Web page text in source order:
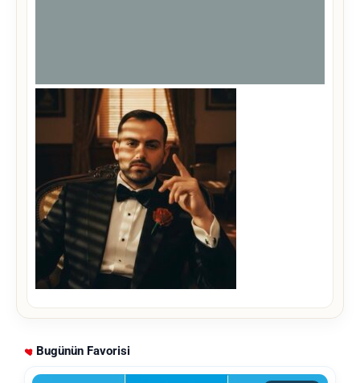
Bugünün Favorisi